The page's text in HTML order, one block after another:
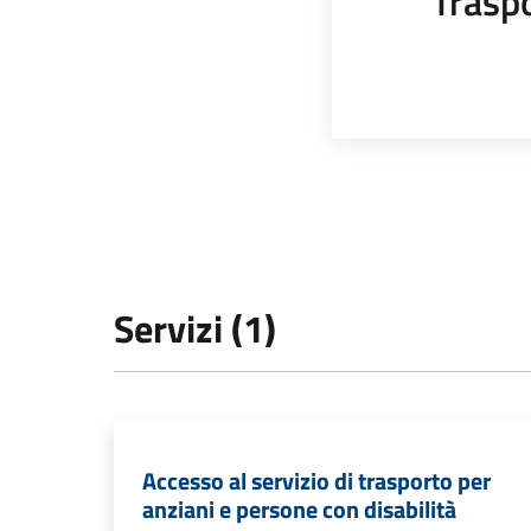
Servizi (1)
Accesso al servizio di trasporto per
anziani e persone con disabilità